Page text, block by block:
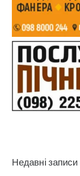
Недавні записи